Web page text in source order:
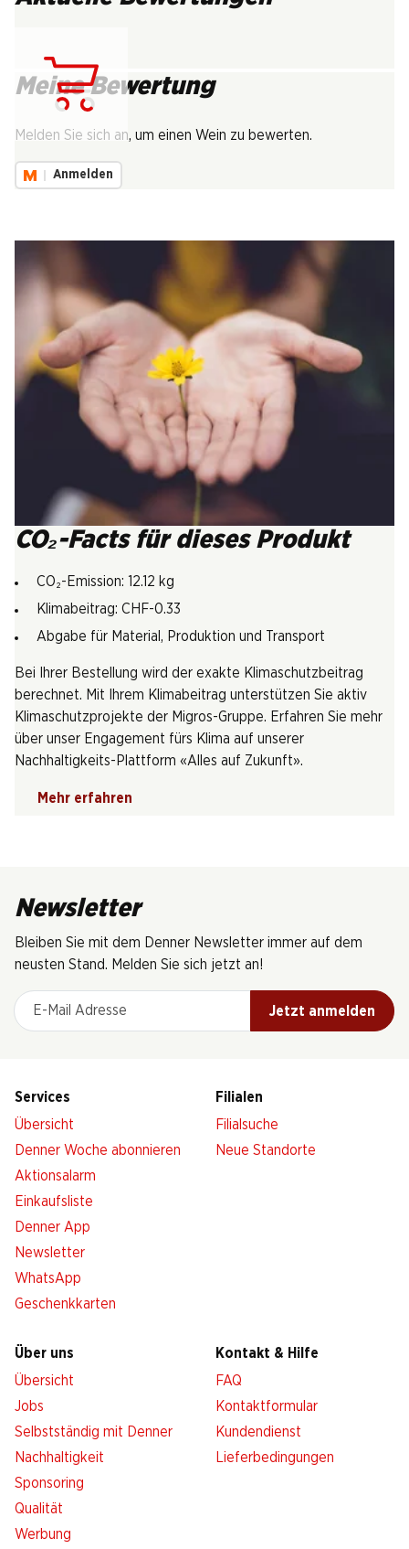
Meine Bewertung
Melden Sie sich an, um einen Wein zu bewerten.
Anmelden
CO₂-Facts für dieses Produkt
CO₂-Emission: 12.12 kg
Klimabeitrag: CHF-0.33
Abgabe für Material, Produktion und Transport
Bei Ihrer Bestellung wird der exakte Klimaschutzbeitrag
berechnet. Mit Ihrem Klimabeitrag unterstützen Sie aktiv
Klimaschutzprojekte der Migros-Gruppe. Erfahren Sie mehr
über unser Engagement fürs Klima auf unserer
Nachhaltigkeits-Plattform «Alles auf Zukunft».
Mehr erfahren
Newsletter
Bleiben Sie mit dem Denner Newsletter immer auf dem
neusten Stand. Melden Sie sich jetzt an!
E-Mail Adresse
Jetzt anmelden
Services
Übersicht
Denner Woche abonnieren
Aktionsalarm
Einkaufsliste
Denner App
Newsletter
WhatsApp
Geschenkkarten
Filialen
Filialsuche
Neue Standorte
Über uns
Übersicht
Jobs
Selbstständig mit Denner
Nachhaltigkeit
Sponsoring
Qualität
Werbung
Kontakt & Hilfe
FAQ
Kontaktformular
Kundendienst
Lieferbedingungen